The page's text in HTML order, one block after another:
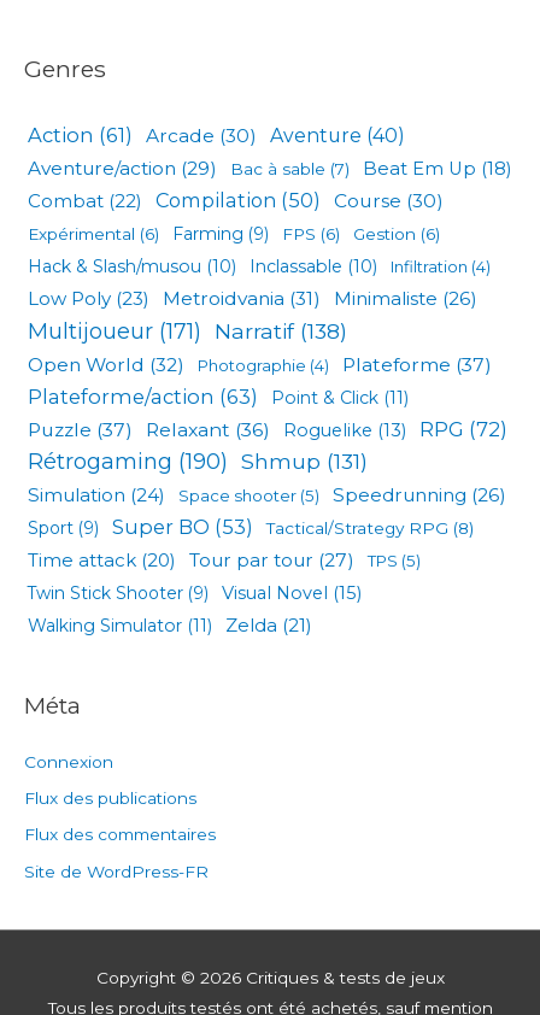
Genres
Action (61) Arcade (30) Aventure (40)
Aventure/action (29) Bac à sable (7) Beat Em Up (18)
Combat (22) Compilation (50) Course (30)
Expérimental (6) Farming (9) FPS (6) Gestion (6)
Hack & Slash/musou (10) Inclassable (10) Infiltration (4)
Low Poly (23) Metroidvania (31) Minimaliste (26)
Multijoueur (171) Narratif(138)
Open World (32) Photographie (4) Plateforme (37)
Plateforme/action (63) Point & Click (11)
Puzzle (37) Relaxant (36) Roguelike (13) RPG (72)
Rétrogaming (190) Shmup (131)
Simulation (24) Space shooter (5) Speedrunning (26)
Sport (9) Super BO (53) Tactical/Strategy RPG (8)
Time attack (20) Tour par tour (27) TPS (5)
Twin Stick Shooter (9) Visual Novel (15)
Walking Simulator (11) Zelda (21)
Méta
Connexion
Flux des publications
Flux des commentaires
Site de WordPress-FR
Copyright © 2026 Critiques & tests de jeux
Tous les produits testés ont été achetés, sauf mention